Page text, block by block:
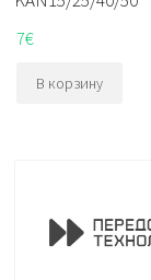
7€
В корзину